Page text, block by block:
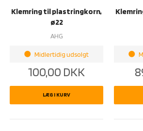
Klemring til plastringkorn,
ø22
AHG
brightness_1 Midlertidig udsolgt
100,00 DKK
LÆG I KURV
brightness_1